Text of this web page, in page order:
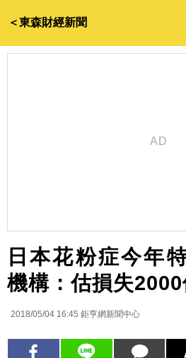
＜東森財經新聞
日本花粉症今年
機構：估損失2000
2018/05/04 16:45 鉅亨網新聞中心